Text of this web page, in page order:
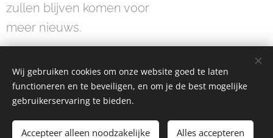
zullen blijven komen voor
meer nieuws.
Privacy verklaring
Wij gebruiken cookies om onze website goed te laten
functioneren en te beveiligen, en om je de best mogelijke
gebruikerservaring te bieden.
Accepteer alleen noodzakelijke Alles accepteren